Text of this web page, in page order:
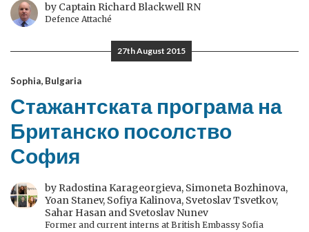
by Captain Richard Blackwell RN
Defence Attaché
27th August 2015
Sophia, Bulgaria
Стажантската програма на
Британско посолство
София
by Radostina Karageorgieva, Simoneta Bozhinova,
Yoan Stanev, Sofiya Kalinova, Svetoslav Tsvetkov,
Sahar Hasan and Svetoslav Nunev
Former and current interns at British Embassy Sofia